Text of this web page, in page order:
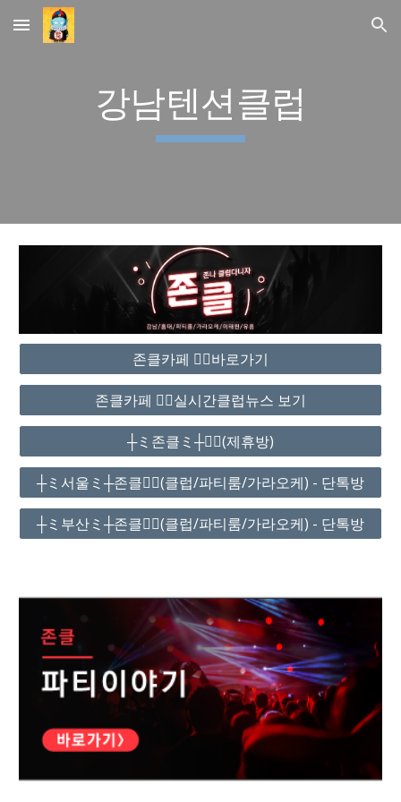
Skip to main content Skip to navigation
강남텐션클럽
존클카페 ❤️‍🔥바로가기
존클카페 ❤️‍🔥실시간클럽뉴스 보기
┼ミ존클ミ┼❤️‍🔥(제휴방)
┼ミ서울ミ┼존클❤️‍🔥(클럽/파티룸/가라오케) - 단톡방
┼ミ부산ミ┼존클❤️‍🔥(클럽/파티룸/가라오케) - 단톡방